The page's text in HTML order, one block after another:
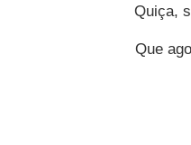
Quiça,
Que